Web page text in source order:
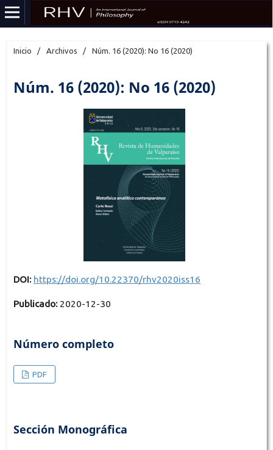
Inicio / Archivos / Núm. 16 (2020): No 16 (2020)
Núm. 16 (2020): No 16 (2020)
DOI: https://doi.org/10.22370/rhv2020iss16
Publicado: 2020-12-30
Número completo
PDF
Sección Monográfica